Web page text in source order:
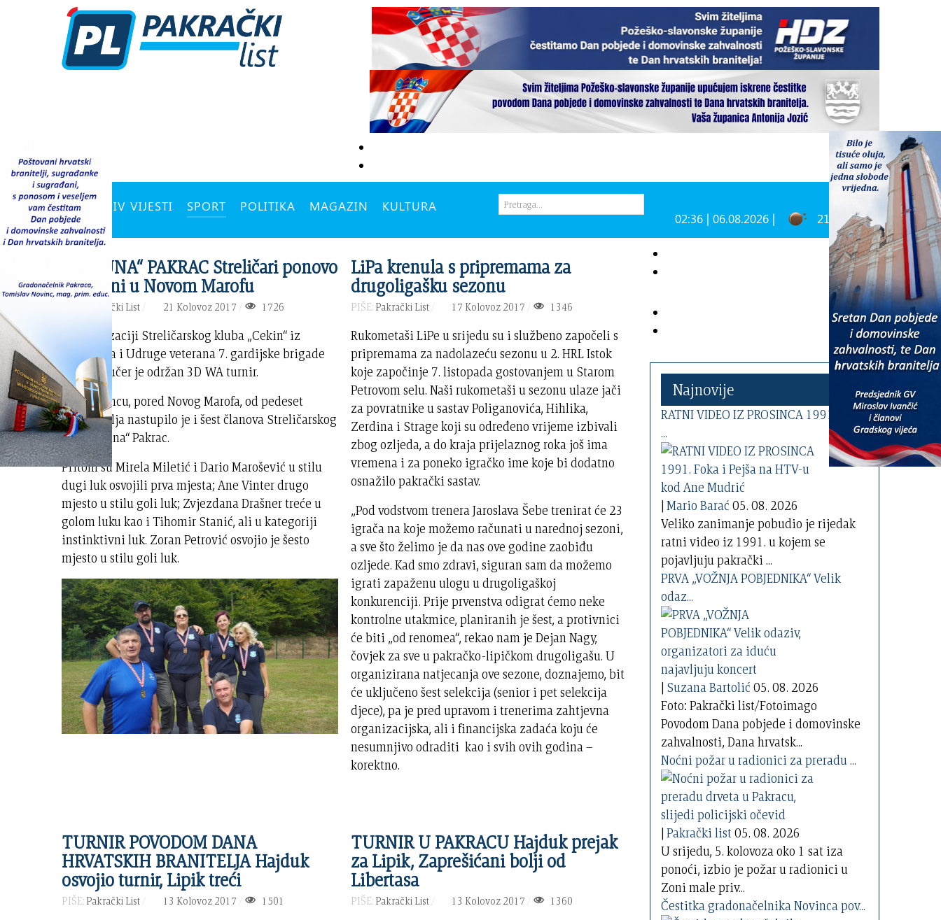
ARHIV VIJESTI SPORT POLITIKA MAGAZIN KULTURA
02:36 | 06.08.2026 | 21°C
SK „KUNA“ PAKRAC Streličari ponovo
uspješni u Novom Marofu
Pakrački List 21 Kolovoz 2017 1726
U organizaciji Streličarskog kluba „Cekin“ iz
Varaždina i Udruge veterana 7. gardijske brigade
„Puma“, jučer je održan 3D WA turnir.
U Možđencu, pored Novog Marofa, od pedeset
natjecatelja nastupilo je i šest članova Streličarskog
kluba „Kuna“ Pakrac.
Pritom su Mirela Miletić i Dario Marošević u stilu
dugi luk osvojili prva mjesta; Ane Vinter drugo
mjesto u stilu goli luk; Zvjezdana Drašner treće u
golom luku kao i Tihomir Stanić, ali u kategoriji
instinktivni luk. Zoran Petrović osvojio je šesto
mjesto u stilu goli luk.
LiPa krenula s pripremama za
drugoligašku sezonu
PIŠE: Pakrački List 17 Kolovoz 2017 1346
Rukometaši LiPe u srijedu su i službeno započeli s
pripremama za nadolazeću sezonu u 2. HRL Istok
koje započinje 7. listopada gostovanjem u Starom
Petrovom selu. Naši rukometaši u sezonu ulaze jači
za povratnike u sastav Poliganovića, Hihlika,
Zerdina i Strage koji su određeno vrijeme izbivali
zbog ozljeda, a do kraja prijelaznog roka još ima
vremena i za poneko igračko ime koje bi dodatno
osnažilo pakrački sastav.
„Pod vodstvom trenera Jaroslava Šebe trenirat će 23
igrača na koje možemo računati u narednoj sezoni,
a sve što želimo je da nas ove godine zaobiđu
ozljede. Kad smo zdravi, siguran sam da možemo
igrati zapaženu ulogu u drugoligaškoj
konkurenciji. Prije prvenstva odigrat ćemo neke
kontrolne utakmice, planiranih je šest, a protivnici
će biti „od renomea“, rekao nam je Dejan Nagy,
čovjek za sve u pakračko-lipičkom drugoligašu. U
organizirana natjecanja ove sezone, doznajemo, bit
će uključeno šest selekcija (senior i pet selekcija
djece), pa je pred upravom i trenerima zahtjevna
organizacijska, ali i financijska zadaća koju će
nesumnjivo odraditi kao i svih ovih godina –
korektno.
TURNIR POVODOM DANA
HRVATSKIH BRANITELJA Hajduk
osvojio turnir, Lipik treći
PIŠE: Pakrački List 13 Kolovoz 2017 1501
TURNIR U PAKRACU Hajduk prejak
za Lipik, Zaprešićani bolji od
Libertasa
PIŠE: Pakrački List 13 Kolovoz 2017 1360
Najnovije
RATNI VIDEO IZ PROSINCA 1991. Foka
...
|Mario Barać 05. 08. 2026
Veliko zanimanje pobudio je rijedak
ratni video iz 1991. u kojem se
pojavljuju pakrački ...
PRVA „VOŽNJA POBJEDNIKA“ Velik
odaz...
| Suzana Bartolić 05. 08. 2026
Foto: Pakrački list/Fotoimago
Povodom Dana pobjede i domovinske
zahvalnosti, Dana hrvatsk...
Noćni požar u radionici za preradu ...
|Pakrački list05. 08. 2026
U srijedu, 5. kolovoza oko 1 sat iza
ponoći, izbio je požar u radionici u
Zoni male priv...
Čestitka gradonačelnika Novinca pov...